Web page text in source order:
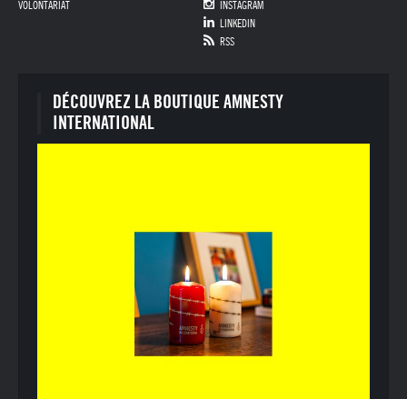
VOLONTARIAT
INSTAGRAM
LINKEDIN
RSS
DÉCOUVREZ LA BOUTIQUE AMNESTY
INTERNATIONAL